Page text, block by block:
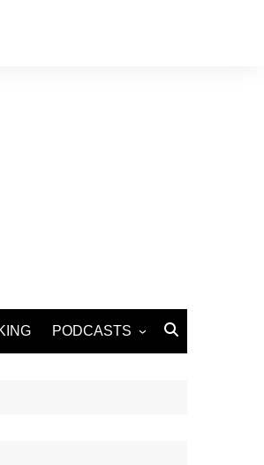
PODCASTS